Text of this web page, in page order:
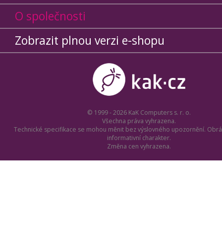
O společnosti
Zobrazit plnou verzi e-shopu
© 1999 - 2026 KaK Computers s. r. o.
Všechna práva vyhrazena.
Technické specifikace se mohou měnit bez výslovného upozornění.
informativní charakter.
Změna cen vyhrazena.